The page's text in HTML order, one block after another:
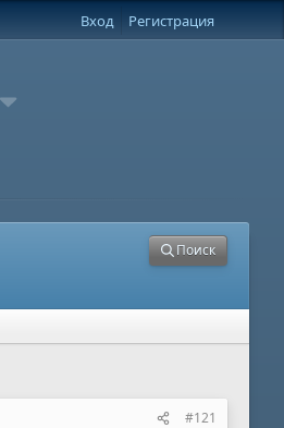
Вход Регистрация
Поиск
#121